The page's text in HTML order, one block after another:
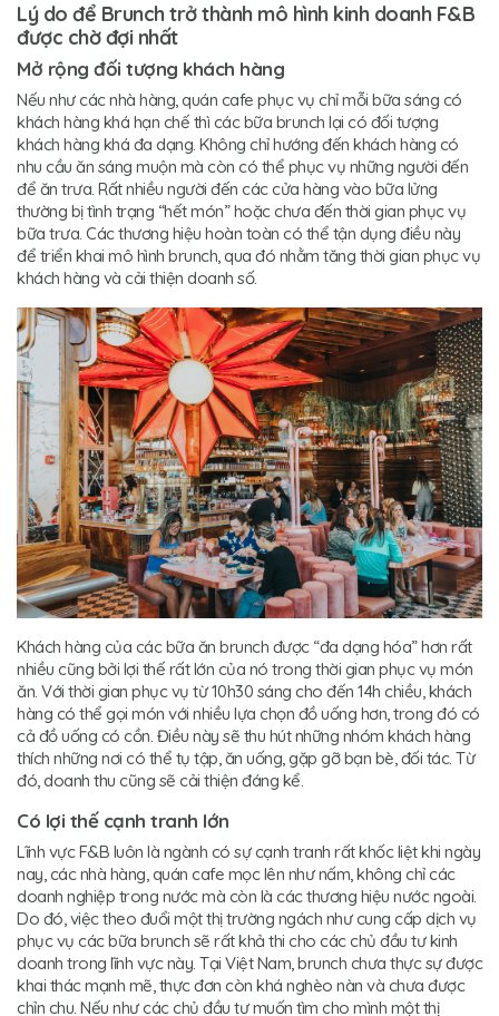
Lý do để Brunch trở thành mô hình kinh doanh F&B
được chờ đợi nhất
Mở rộng đối tượng khách hàng
Nếu như các nhà hàng, quán cafe phục vụ chỉ mỗi bữa sáng có
khách hàng khá hạn chế thì các bữa brunch lại có đối tượng
khách hàng khá đa dạng. Không chỉ hướng đến khách hàng có
nhu cầu ăn sáng muộn mà còn có thể phục vụ những người đến
để ăn trưa. Rất nhiều người đến các cửa hàng vào bữa lửng
thường bị tình trạng “hết món” hoặc chưa đến thời gian phục vụ
bữa trưa. Các thương hiệu hoàn toàn có thể tận dụng điều này
để triển khai mô hình brunch, qua đó nhằm tăng thời gian phục vụ
khách hàng và cải thiện doanh số.
Khách hàng của các bữa ăn brunch được “đa dạng hóa” hơn rất
nhiều cũng bởi lợi thế rất lớn của nó trong thời gian phục vụ món
ăn. Với thời gian phục vụ từ 10h30 sáng cho đến 14h chiều, khách
hàng có thể gọi món với nhiều lựa chọn đồ uống hơn, trong đó có
cả đồ uống có cồn. Điều này sẽ thu hút những nhóm khách hàng
thích những nơi có thể tụ tập, ăn uống, gặp gỡ bạn bè, đối tác. Từ
đó, doanh thu cũng sẽ cải thiện đáng kể.
Có lợi thế cạnh tranh lớn
Lĩnh vực F&B luôn là ngành có sự cạnh tranh rất khốc liệt khi ngày
nay, các nhà hàng, quán cafe mọc lên như nấm, không chỉ các
doanh nghiệp trong nước mà còn là các thương hiệu nước ngoài.
Do đó, việc theo đuổi một thị trường ngách như cung cấp dịch vụ
phục vụ các bữa brunch sẽ rất khả thi cho các chủ đầu tư kinh
doanh trong lĩnh vực này. Tại Việt Nam, brunch chưa thực sự được
khai thác mạnh mẽ, thực đơn còn khá nghèo nàn và chưa được
chỉn chu. Nếu như các chủ đầu tư muốn tìm cho mình một thị